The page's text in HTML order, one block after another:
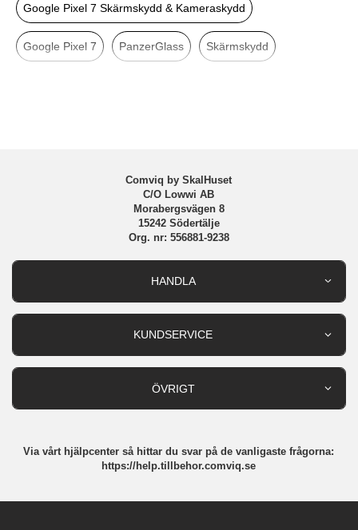
Färg
Härdat glas
Varumärke PanzerGlass
Google Pixel 7 Skärmskydd & Kameraskydd
Google Pixel 7 PanzerGlass Skärmskydd
Comviq by SkalHuset
C/O Lowwi AB
Morabergsvägen 8
15242 Södertälje
Org. nr: 556881-9238
HANDLA
KUNDSERVICE
ÖVRIGT
Integritetspolicy
Via vårt hjälpcenter så hittar du svar på de vanligaste frågorna:
https://help.tillbehor.comviq.se